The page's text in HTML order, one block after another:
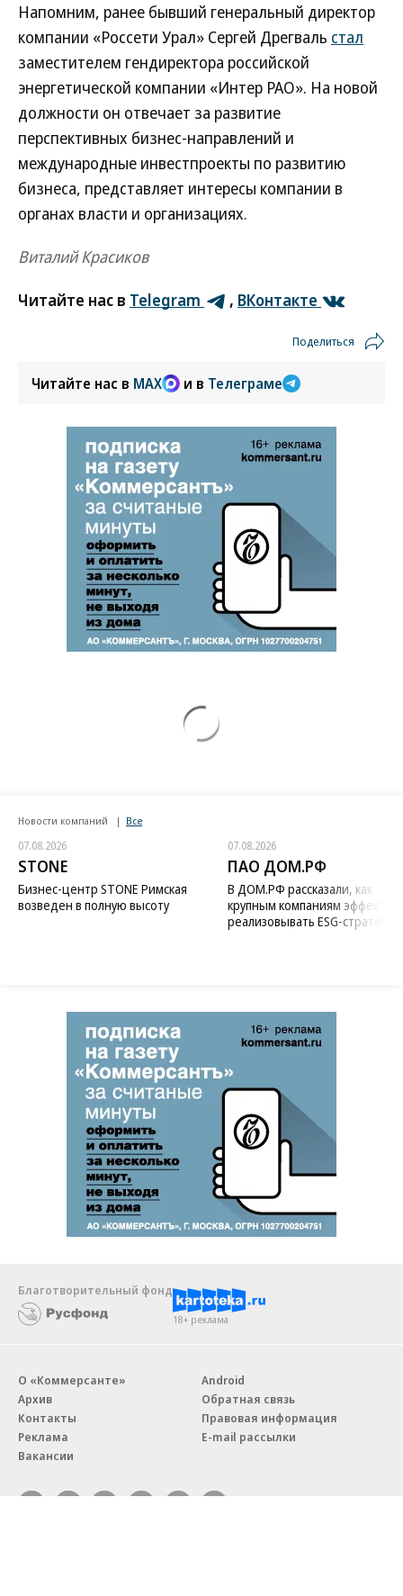
Напомним, ранее бывший генеральный директор
компании «Россети Урал» Сергей Дрегваль стал
заместителем гендиректора российской
энергетической компании «Интер РАО». На новой
должности он отвечает за развитие
перспективных бизнес-направлений и
международные инвестпроекты по развитию
бизнеса, представляет интересы компании в
органах власти и организациях.
Виталий Красиков
Читайте нас в Telegram , ВКонтакте
Поделиться
Читайте нас в MAX и в Телеграме
Новости компаний Все
07.08.2026
STONE
Бизнес-центр STONE Римская
возведен в полную высоту
07.08.2026
ПАО ДОМ.РФ
В ДОМ.РФ рассказали, как
крупным компаниям
реализовывать ESG-стратегию
Благотворительный фонд
18+ реклама
О «Коммерсанте»
Архив
Контакты
Реклама
Вакансии
Android
Обратная связь
Правовая информация
E-mail рассылки